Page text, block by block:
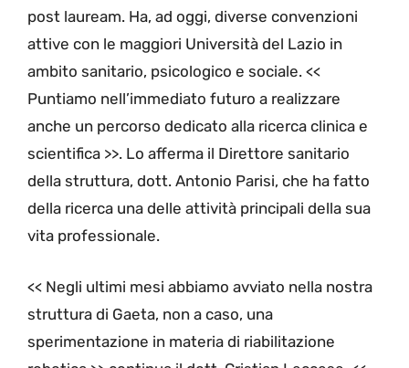
post lauream. Ha, ad oggi, diverse convenzioni
attive con le maggiori Università del Lazio in
ambito sanitario, psicologico e sociale. <<
Puntiamo nell’immediato futuro a realizzare
anche un percorso dedicato alla ricerca clinica e
scientifica >>. Lo afferma il Direttore sanitario
della struttura, dott. Antonio Parisi, che ha fatto
della ricerca una delle attività principali della sua
vita professionale.
<< Negli ultimi mesi abbiamo avviato nella nostra
struttura di Gaeta, non a caso, una
sperimentazione in materia di riabilitazione